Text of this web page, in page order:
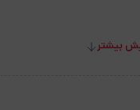
بیشتر